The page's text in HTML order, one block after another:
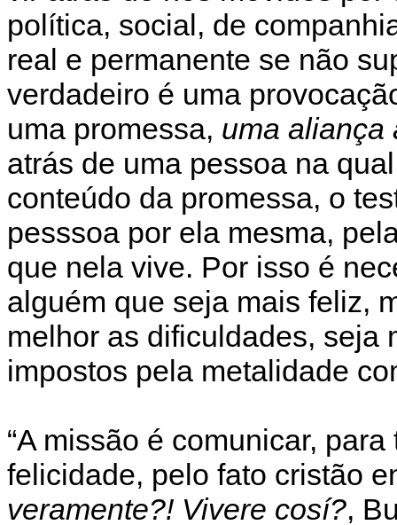
política, social, de
real e permanente se não
verdadeiro é uma
uma promessa, uma aliança
atrás de uma pessoa na
conteúdo da promessa, o
pesssoa por ela mesma,
que nela vive. Por isso é
alguém que seja mais feliz,
melhor as dificuldades, seja
impostos pela metalidade
“A missão é comunicar,
felicidade, pelo fato cristão
veramente?! Vivere cosí?,